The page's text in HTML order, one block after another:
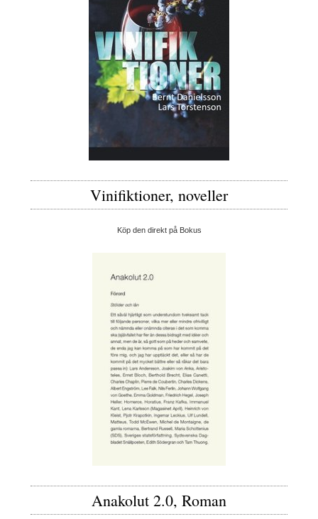
Vinifiktioner, noveller
Köp den direkt på Bokus
Anakolut 2.0, Roman